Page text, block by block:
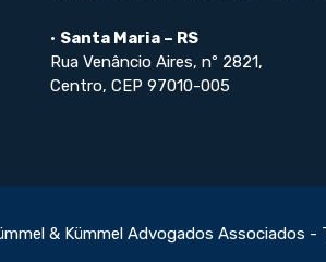
• Santa Maria – RS
Rua Venâncio Aires, nº 2821,
Centro, CEP 97010-005
& Kümmel Advogados Associados -